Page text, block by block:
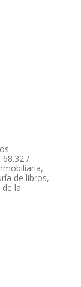
68.32 /
de libros,
la